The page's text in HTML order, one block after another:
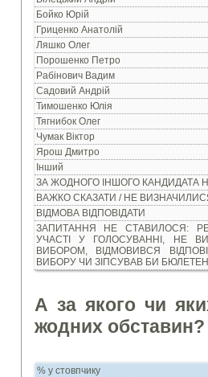
Бойко Юрій
Гриценко Анатолій
Ляшко Олег
Порошенко Петро
Рабінович Вадим
Садовий Андрій
Тимошенко Юлія
Тягнибок Олег
Чумак Віктор
Ярош Дмитро
Інший
ЗА ЖОДНОГО ІНШОГО КАНДИДАТА
ВАЖКО СКАЗАТИ / НЕ
ВІДМОВА ВІДПОВІДАТИ
ЗАПИТАННЯ НЕ СТАВИЛОСЯ:
УЧАСТІ У ГОЛОСУВАННІ, НЕ
ВИБОРОМ, ВІДМОВИВСЯ
ВИБОРУ ЧИ ЗІПСУВАВ БИ
А за якого чи
жодних обставин?
% у стовпчику